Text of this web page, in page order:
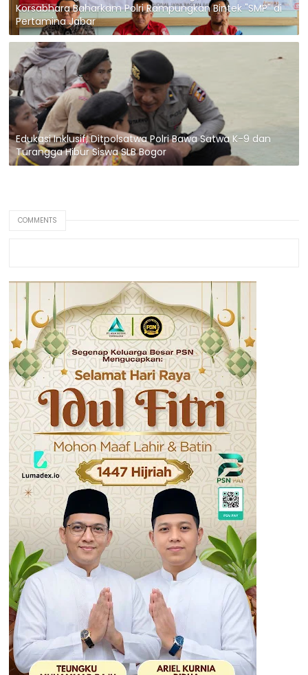
Korsabhara Baharkam Polri Rampungkan Bintek "SMP" di
Pertamina Jabar
Edukasi Inklusif, Ditpolsatwa Polri Bawa Satwa K-9 dan
Turangga Hibur Siswa SLB Bogor
COMMENTS